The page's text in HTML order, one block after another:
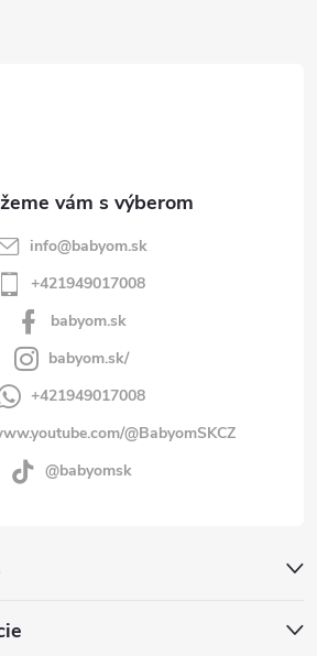
info@babyom.sk
+421949017008
babyom.sk
babyom.sk/
+421949017008
@BabyomSKCZ
@babyomsk